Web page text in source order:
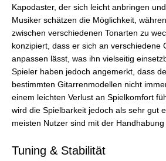
Kapodaster, der sich leicht anbringen
Musiker schätzen die Möglichkeit,
zwischen verschiedenen Tonarten zu
konzipiert, dass er sich an verschiedene
anpassen lässt, was ihn vielseitig
Spieler haben jedoch angemerkt, dass
bestimmten Gitarrenmodellen nicht
einem leichten Verlust an Spielkomfort
wird die Spielbarkeit jedoch als sehr gut
meisten Nutzer sind mit der
Tuning & Stabilität